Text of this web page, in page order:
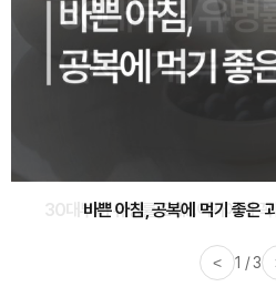
30대부터 유병률 2배...여자에게
< 2 / 3